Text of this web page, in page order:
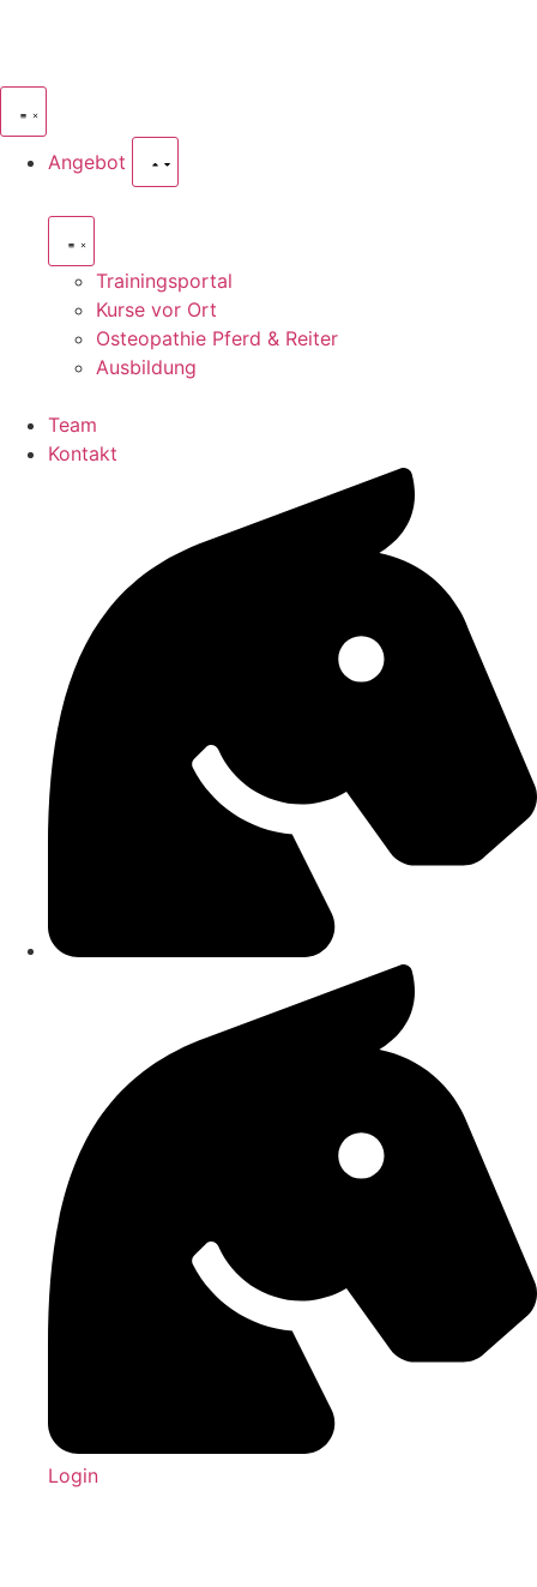
Angebot
Trainingsportal
Kurse vor Ort
Osteopathie Pferd & Reiter
Ausbildung
Team
Kontakt
Login